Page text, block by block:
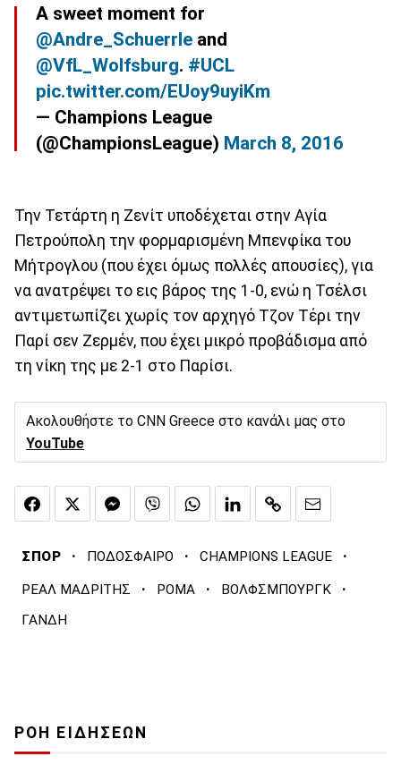
A sweet moment for
@Andre_Schuerrle and
@VfL_Wolfsburg. #UCL
pic.twitter.com/EUoy9uyiKm
— Champions League
(@ChampionsLeague) March 8, 2016
Την Τετάρτη η Ζενίτ υποδέχεται στην Αγία
Πετρούπολη την φορμαρισμένη Μπενφίκα του
Μήτρογλου (που έχει όμως πολλές απουσίες), για
να ανατρέψει το εις βάρος της 1-0, ενώ η Τσέλσι
αντιμετωπίζει χωρίς τον αρχηγό Τζον Τέρι την
Παρί σεν Ζερμέν, που έχει μικρό προβάδισμα από
τη νίκη της με 2-1 στο Παρίσι.
Ακολουθήστε το CNN Greece στο κανάλι μας στο
YouTube
ΣΠΟΡ · ΠΟΔΟΣΦΑΙΡΟ · CHAMPIONS LEAGUE ·
ΡΕΑΛ ΜΑΔΡΙΤΗΣ · ΡΟΜΑ · ΒΟΛΦΣΜΠΟΥΡΓΚ ·
ΓΑΝΔΗ
ΡΟΗ ΕΙΔΗΣΕΩΝ